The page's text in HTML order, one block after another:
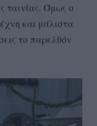
ταινίας. Όμως ο
και μάλιστα
το παρελθόν